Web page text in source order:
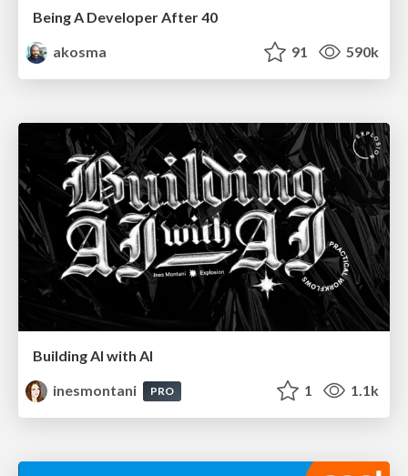
Being A Developer After 40
akosma
91 590k
Building AI with AI
inesmontani
PRO 1 1.1k